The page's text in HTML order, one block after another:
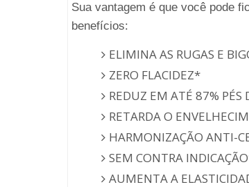
Sua vantagem é que você pode
benefícios:
ELIMINA AS RUGAS E
ZERO FLACIDEZ*
REDUZ EM ATÉ 87% PÉS
RETARDA O
HARMONIZAÇÃO ANTI-
SEM CONTRA
AUMENTA A